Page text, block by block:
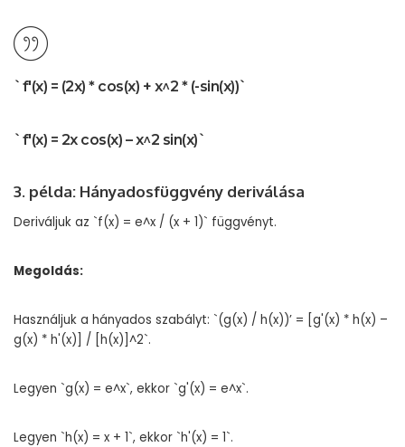
`f'(x) = (2x) * cos(x) + x^2 * (-sin(x))`
`f'(x) = 2x cos(x) – x^2 sin(x)`
3. példa: Hányadosfüggvény deriválása
Deriváljuk az `f(x) = e^x / (x + 1)` függvényt.
Megoldás:
Használjuk a hányados szabályt: `(g(x) / h(x))’ = [g'(x) * h(x) –
g(x) * h'(x)] / [h(x)]^2`.
Legyen `g(x) = e^x`, ekkor `g'(x) = e^x`.
Legyen `h(x) = x + 1`, ekkor `h'(x) = 1`.